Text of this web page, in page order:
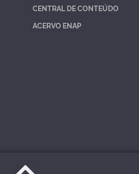
CENTRAL DE CONTEÚDO
ACERVO ENAP